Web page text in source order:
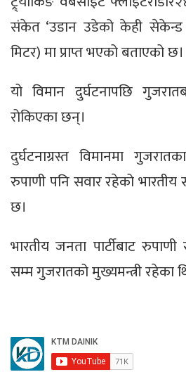
संकेत ‘उडान उडेको केही सेकेन्ड
मिटर) मा प्राप्त भएको बताएको छ।
यो विमान दुर्घटनापछि
रोकिएका छन्।
दुर्घटनाग्रस्त विमानमा
रुपाणी पनि सवार रहेको भारतीय
छ।
भारतीय जनता पार्टीबाट
सम्म गुजरातको मुख्यमन्त्री रहेका